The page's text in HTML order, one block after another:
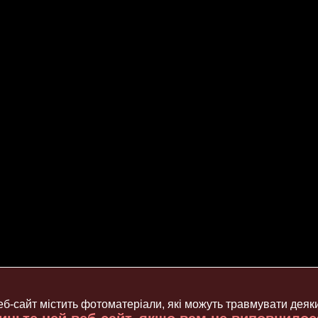
сайт містить фотоматеріали, які можуть травмувати